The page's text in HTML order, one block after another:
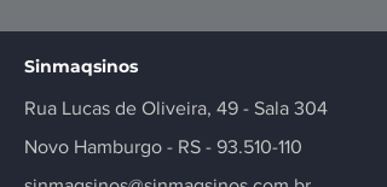
Sinmaqsinos
Rua Lucas de Oliveira, 49 - Sala 304
Novo Hamburgo - RS - 93.510-110